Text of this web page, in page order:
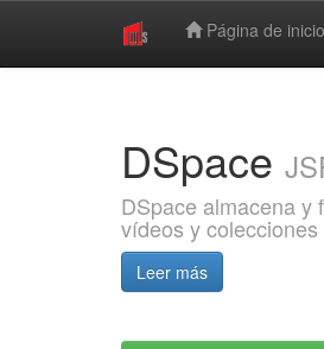
Página de inicio
DSpace
DSpace almacena y
vídeos y
Leer más